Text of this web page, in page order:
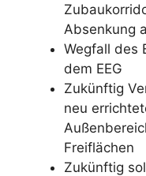
Absenkung
Wegfall des
dem EEG
Zukünftig
neu
Freiflächen
Zukünftig